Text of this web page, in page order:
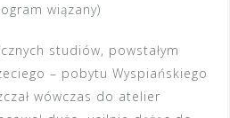
wiązany)
studiów, powstałym
– pobytu Wyspiańskiego
wówczas do atelier